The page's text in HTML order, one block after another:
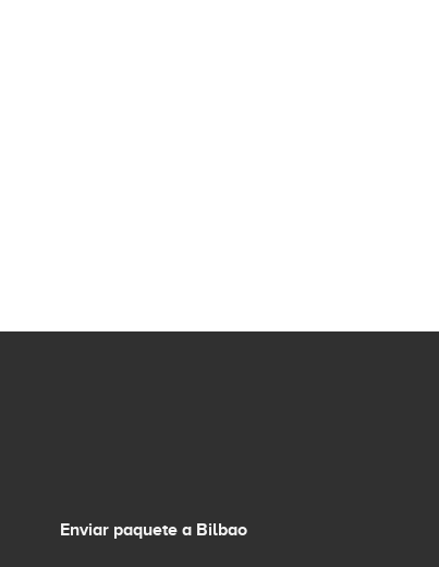
Enviar paquete a Bilbao